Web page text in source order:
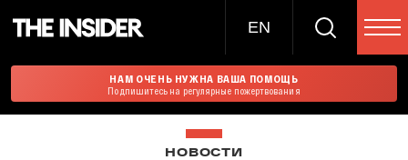
EN
НАМ ОЧЕНЬ НУЖНА ВАША ПОМОЩЬ
Подпишитесь на регулярные пожертвования
НОВОСТИ